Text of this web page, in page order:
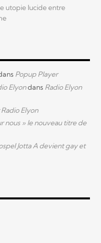
utopie lucide entre
Popup Player
Elyondans Radio Elyon
Radio Elyon
nous » le nouveau titre de
Jotta A devient gay et